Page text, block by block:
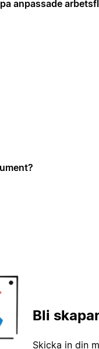
anpassade
Bli
Skicka in din